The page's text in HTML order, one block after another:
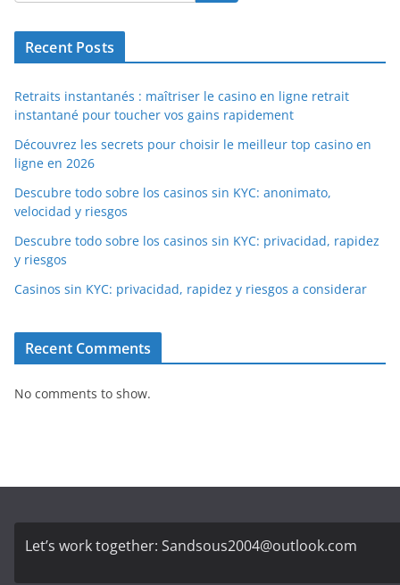
Recent Posts
Retraits instantanés : maîtriser le casino en ligne retrait
instantané pour toucher vos gains rapidement
Découvrez les secrets pour choisir le meilleur top casino en
ligne en 2026
Descubre todo sobre los casinos sin KYC: anonimato,
velocidad y riesgos
Descubre todo sobre los casinos sin KYC: privacidad, rapidez
y riesgos
Casinos sin KYC: privacidad, rapidez y riesgos a considerar
Recent Comments
No comments to show.
Let’s work together: Sandsous2004@outlook.com